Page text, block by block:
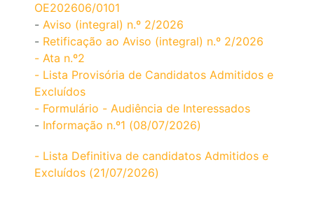
OE202606/0101
- Aviso (integral) n.º 2/2026
- Retificação ao Aviso (integral) n.º 2/2026
- Ata n.º2
- Lista Provisória de Candidatos Admitidos e
Excluídos
- Formulário - Audiência de Interessados
- Informação n.º1 (08/07/2026)
- Lista Definitiva de candidatos Admitidos e
Excluídos (21/07/2026)